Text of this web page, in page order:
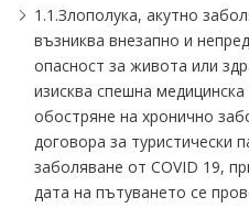
1.1.Злополука, акутно
възниква внезапно и
опасност за живота или
изисква спешна
обостряне на хронично
договора за туристически
заболяване от COVID 19,
дата на пътуването се